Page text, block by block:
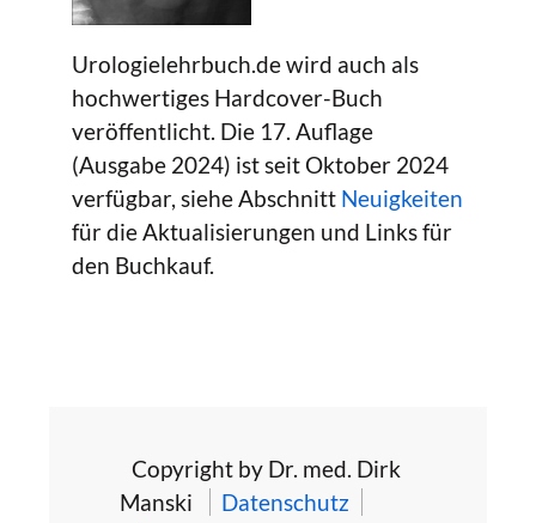
Urologielehrbuch.de wird auch als
hochwertiges Hardcover-Buch
veröffentlicht. Die 17. Auflage
(Ausgabe 2024) ist seit Oktober 2024
verfügbar, siehe Abschnitt Neuigkeiten
für die Aktualisierungen und Links für
den Buchkauf.
Copyright by Dr. med. Dirk
Manski
Datenschutz